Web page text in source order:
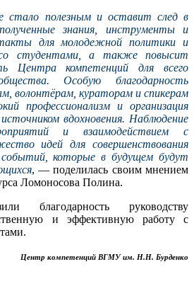
стало полезным и оставит след в
знания, инструменты и
для молодежной политики и
студентами, а также повысит
Центра компетенций для всего
Особую благодарность
волонтёрам, кураторам и спикерам
профессионализм и организация
вдохновения. Наблюдение
и взаимодействием с
идей для совершенствования
которые в будущем будут
, — поделилась своим мнением
Ломоносова Полина.
благодарность руководству
и эффективную работу с
Центр компетенций ВГМУ им. Н.Н. Бурденко